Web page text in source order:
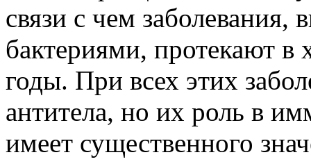
связи с чем
бактериями, протекают
годы. При всех этих
антитела, но их роль в
имеет существенного